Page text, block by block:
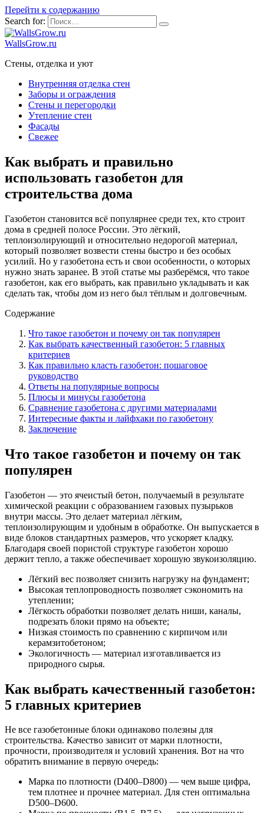
Перейти к содержанию
Search for:
WallsGrow.ru
Стены, отделка и уют
Внутренняя отделка стен
Заборы и ограждения
Стены и перегородки
Утепление стен
Фасады
Свежее
Как выбрать и правильно
использовать газобетон для
строительства дома
Газобетон становится всё популярнее среди тех, кто строит
дома в средней полосе России. Это лёгкий,
теплоизолирующий и относительно недорогой материал,
который позволяет возвести стены быстро и без особых
усилий. Но у газобетона есть и свои особенности, о которых
нужно знать заранее. В этой статье мы разберёмся, что такое
газобетон, как его выбрать, как правильно укладывать и как
сделать так, чтобы дом из него был тёплым и долговечным.
Содержание
Что такое газобетон и почему он так популярен
Как выбрать качественный газобетон: 5 главных
критериев
Как правильно класть газобетон: пошаговое
руководство
Ответы на популярные вопросы
Плюсы и минусы газобетона
Сравнение газобетона с другими материалами
Интересные факты и лайфхаки по газобетону
Заключение
Что такое газобетон и почему он так
популярен
Газобетон — это ячеистый бетон, получаемый в результате
химической реакции с образованием газовых пузырьков
внутри массы. Это делает материал лёгким,
теплоизолирующим и удобным в обработке. Он выпускается в
виде блоков стандартных размеров, что ускоряет кладку.
Благодаря своей пористой структуре газобетон хорошо
держит тепло, а также обеспечивает хорошую звукоизоляцию.
Лёгкий вес позволяет снизить нагрузку на фундамент;
Высокая теплопроводность позволяет сэкономить на
утеплении;
Лёгкость обработки позволяет делать ниши, каналы,
подрезать блоки прямо на объекте;
Низкая стоимость по сравнению с кирпичом или
керамзитобетоном;
Экологичность — материал изготавливается из
природного сырья.
Как выбрать качественный газобетон:
5 главных критериев
Не все газобетонные блоки одинаково полезны для
строительства. Качество зависит от марки плотности,
прочности, производителя и условий хранения. Вот на что
обратить внимание в первую очередь:
Марка по плотности (D400–D800) — чем выше цифра,
тем плотнее и прочнее материал. Для стен оптимальна
D500–D600.